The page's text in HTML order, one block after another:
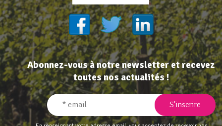
Abonnez-vous à notre newsletter et recevez
toutes nos actualités !